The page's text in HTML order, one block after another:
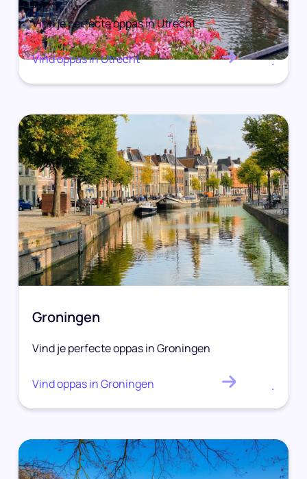
Vind je perfecte oppas in Utrecht
Vind oppas in Utrecht .
Groningen
Vind je perfecte oppas in Groningen
Vind oppas in Groningen .